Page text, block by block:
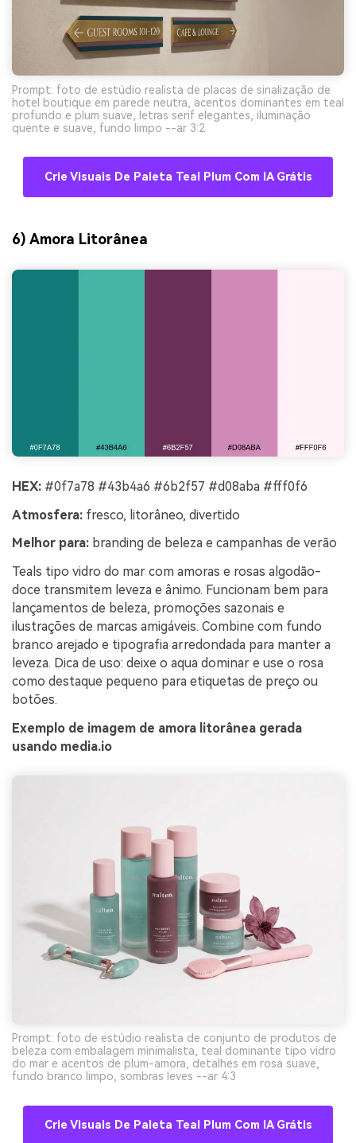
Prompt: foto de estúdio realista de placas de sinalização de
hotel boutique em parede neutra, acentos dominantes em teal
profundo e plum suave, letras serif elegantes, iluminação
quente e suave, fundo limpo --ar 3:2
Crie Visuais De Paleta Teal Plum Com IA Grátis
6) Amora Litorânea
HEX: #0f7a78 #43b4a6 #6b2f57 #d08aba #fff0f6
Atmosfera: fresco, litorâneo, divertido
Melhor para: branding de beleza e campanhas de verão
Teals tipo vidro do mar com amoras e rosas algodão-
doce transmitem leveza e ânimo. Funcionam bem para
lançamentos de beleza, promoções sazonais e
ilustrações de marcas amigáveis. Combine com fundo
branco arejado e tipografia arredondada para manter a
leveza. Dica de uso: deixe o aqua dominar e use o rosa
como destaque pequeno para etiquetas de preço ou
botões.
Exemplo de imagem de amora litorânea gerada
usando media.io
Prompt: foto de estúdio realista de conjunto de produtos de
beleza com embalagem minimalista, teal dominante tipo vidro
do mar e acentos de plum-amora, detalhes em rosa suave,
fundo branco limpo, sombras leves --ar 4:3
Crie Visuais De Paleta Teal Plum Com IA Grátis